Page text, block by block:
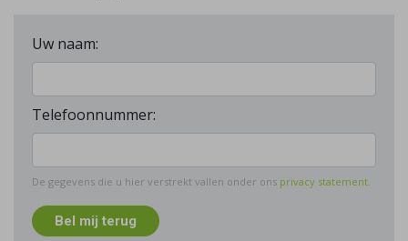
Uw naam:
Telefoonnummer:
De gegevens die u hier verstrekt vallen onder ons privacy statement.
Bel mij terug